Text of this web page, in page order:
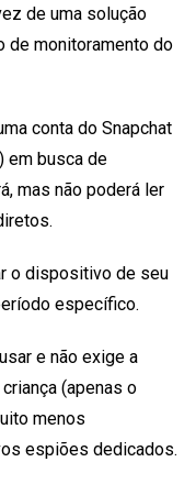
de uma solução
de monitoramento do
conta do Snapchat
em busca de
mas não poderá ler
o dispositivo de seu
específico.
e não exige a
(apenas o
menos
espiões dedicados.